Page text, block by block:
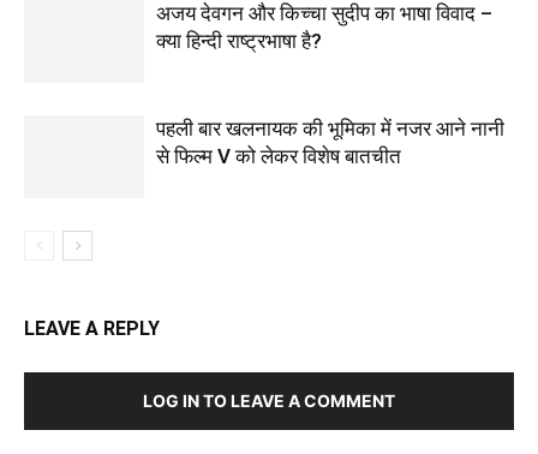
अजय देवगन और किच्चा सुदीप का भाषा विवाद –
क्या हिन्दी राष्ट्रभाषा है?
पहली बार खलनायक की भूमिका में नजर आने नानी
से फिल्‍म V को लेकर विशेष बातचीत
LEAVE A REPLY
LOG IN TO LEAVE A COMMENT